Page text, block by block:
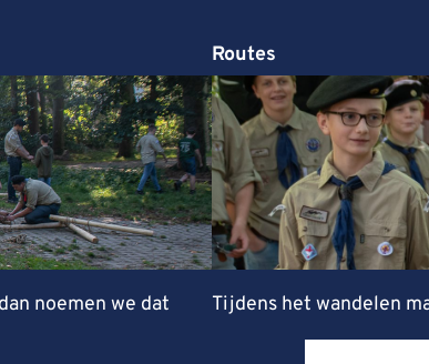
noemen we dat
Routes
Tijdens het wandelen